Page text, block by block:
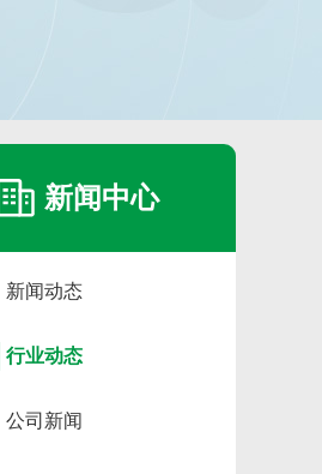
新闻中心
新闻动态
行业动态
公司新闻